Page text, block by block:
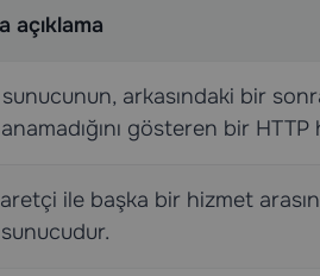
açıklama
arkasındaki bir
gösteren bir HTTP
ile başka bir hizmet